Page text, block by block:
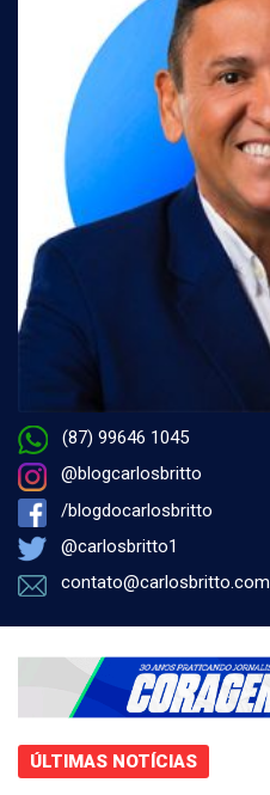
(87) 99646 1045
@blogcarlosbritto
/blogdocarlosbritto
@carlosbritto1
contato@carlosbritto.com
ÚLTIMAS NOTÍCIAS